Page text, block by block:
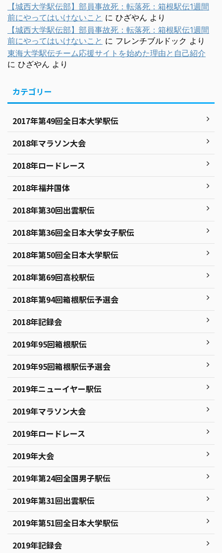
【城西大学駅伝部】部員事故死：転落死：箱根駅伝1週間
前にやってはいけないこと に ひざやん より
【城西大学駅伝部】部員事故死：転落死：箱根駅伝1週間
前にやってはいけないこと に フレンチブルドック より
東海大学駅伝チーム応援サイトを始めた理由と自己紹介
に ひざやん より
カテゴリー
2017年第49回全日本大学駅伝
2018年マラソン大会
2018年ロードレース
2018年福井国体
2018年第30回出雲駅伝
2018年第36回全日本大学女子駅伝
2018年第50回全日本大学駅伝
2018年第69回高校駅伝
2018年第94回箱根駅伝予選会
2018年記録会
2019年95回箱根駅伝
2019年95回箱根駅伝予選会
2019年ニューイヤー駅伝
2019年マラソン大会
2019年ロードレース
2019年大会
2019年第24回全国男子駅伝
2019年第31回出雲駅伝
2019年第51回全日本大学駅伝
2019年記録会